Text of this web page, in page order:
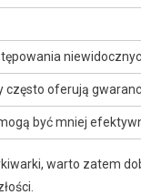
często oferują
być mniej
warto zatem